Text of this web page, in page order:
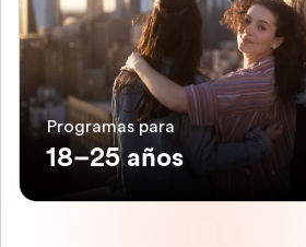
Programas para
18–25 años